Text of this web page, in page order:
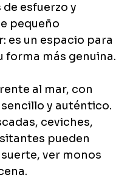
esfuerzo y
pequeño
es un espacio para
forma más genuina.
al mar, con
y auténtico.
ceviches,
pueden
ver monos